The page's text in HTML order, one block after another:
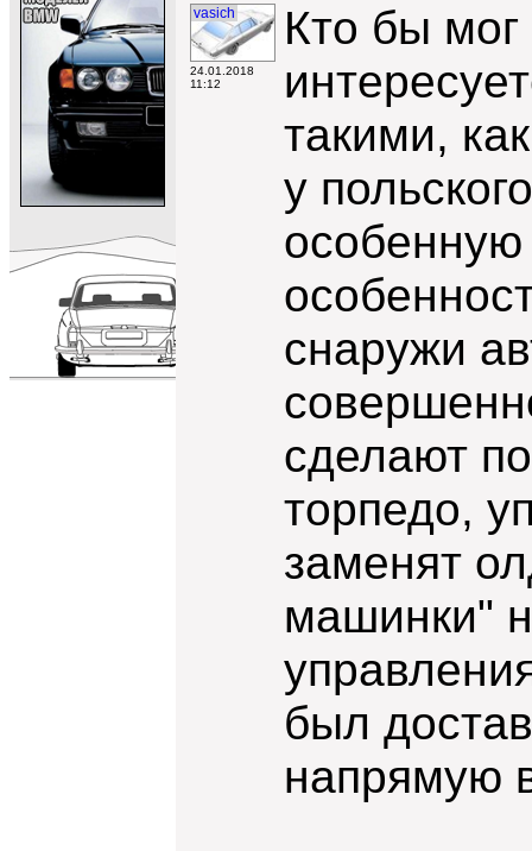
vasich
24.01.2018
11:12
Кто бы
такими,
у
снаружи
сделают
торпедо,
заменят
машинки"
был
напрямую